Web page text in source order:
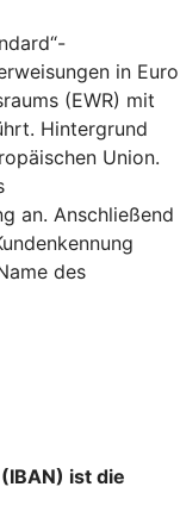
in Euro
(EWR) mit
Hintergrund
Union.
an. Anschließend
des
ist die